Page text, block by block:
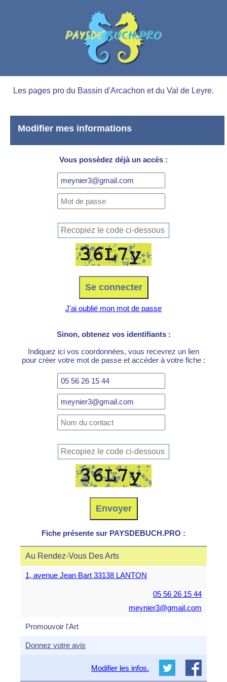
Les pages pro du Bassin d'Arcachon et du Val de Leyre.
Modifier mes informations
Vous possèdez déjà un accès :
J'ai oublié mon mot de passe
Sinon, obtenez vos identifiants :
Indiquez ici vos coordonnées, vous recevrez un lien
pour créer votre mot de passe et accéder à votre fiche :
Fiche présente sur PAYSDEBUCH.PRO :
Au Rendez-Vous Des Arts
1, avenue Jean Bart 33138 LANTON
05 56 26 15 44
meynier3@gmail.com
Promouvoir l'Art
Donnez votre avis
Modifier les infos.